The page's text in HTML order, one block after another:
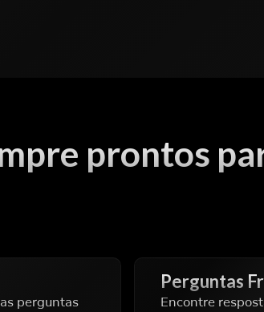
prontos
perguntas
Perguntas
Encontre